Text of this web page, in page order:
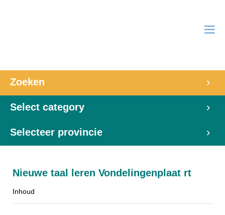
Zoeken
Select category
Selecteer provincie
Nieuwe taal leren Vondelingenplaat rt
Inhoud